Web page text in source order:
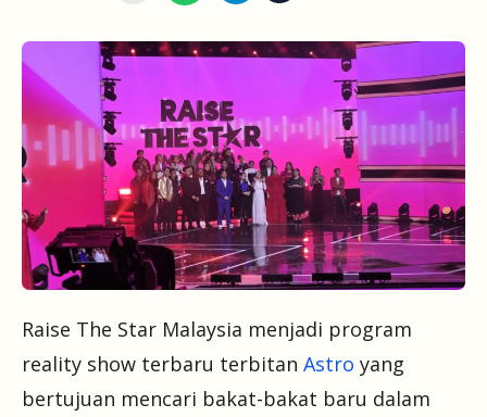
Raise The Star Malaysia menjadi program
reality show terbaru terbitan Astro yang
bertujuan mencari bakat-bakat baru dalam